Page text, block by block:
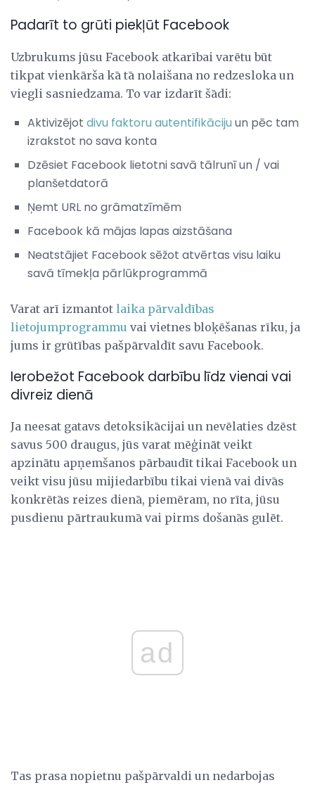
Padarīt to grūti piekļūt Facebook
Uzbrukums jūsu Facebook atkarībai varētu būt
tikpat vienkārša kā tā nolaišana no redzesloka un
viegli sasniedzama. To var izdarīt šādi:
Aktivizējot divu faktoru autentifikācijuun pēc tam
izrakstot no sava konta
Dzēsiet Facebook lietotni savā tālrunī un / vai
planšetdatorā
Ņemt URL no grāmatzīmēm
Facebook kā mājas lapas aizstāšana
Neatstājiet Facebook sēžot atvērtas visu laiku
savā tīmekļa pārlūkprogrammā
Varat arī izmantot laika pārvaldības
lietojumprogrammu vai vietnes bloķēšanas rīku, ja
jums ir grūtības pašpārvaldīt savu Facebook.
Ierobežot Facebook darbību līdz vienai vai
divreiz dienā
Ja neesat gatavs detoksikācijai un nevēlaties dzēst
savus 500 draugus, jūs varat mēģināt veikt
apzinātu apņemšanos pārbaudīt tikai Facebook un
veikt visu jūsu mijiedarbību tikai vienā vai divās
konkrētās reizes dienā, piemēram, no rīta, jūsu
pusdienu pārtraukumā vai pirms došanās gulēt.
ad
Tas prasa nopietnu pašpārvaldi un nedarbojas